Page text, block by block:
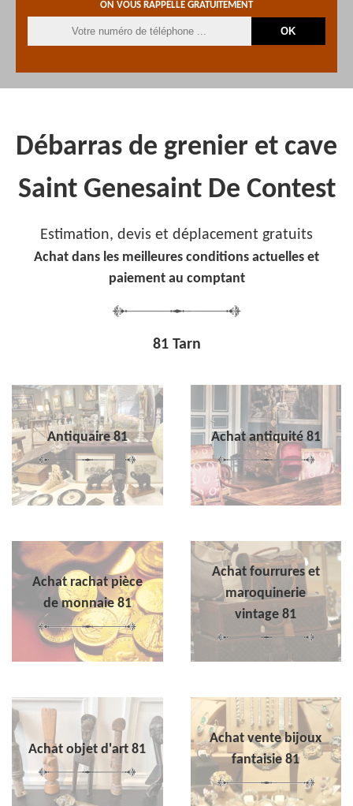
ON VOUS RAPPELLE GRATUITEMENT
Débarras de grenier et cave
Saint Genesaint De Contest
Estimation, devis et déplacement gratuits
Achat dans les meilleures conditions actuelles et
paiement au comptant
81 Tarn
Antiquaire 81 Achat antiquité 81
Achat rachat pièce
de monnaie 81
Achat fourrures et
maroquinerie
vintage 81
Achat objet d'art 81
Achat vente bijoux
fantaisie 81